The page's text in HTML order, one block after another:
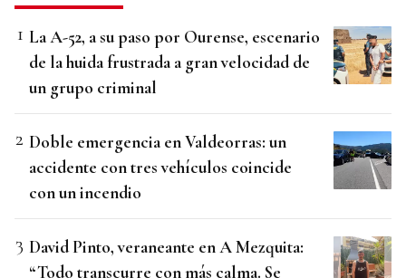
La A-52, a su paso por Ourense, escenario
de la huida frustrada a gran velocidad de
un grupo criminal
Doble emergencia en Valdeorras: un
accidente con tres vehículos coincide
con un incendio
David Pinto, veraneante en A Mezquita:
“Todo transcurre con más calma. Se